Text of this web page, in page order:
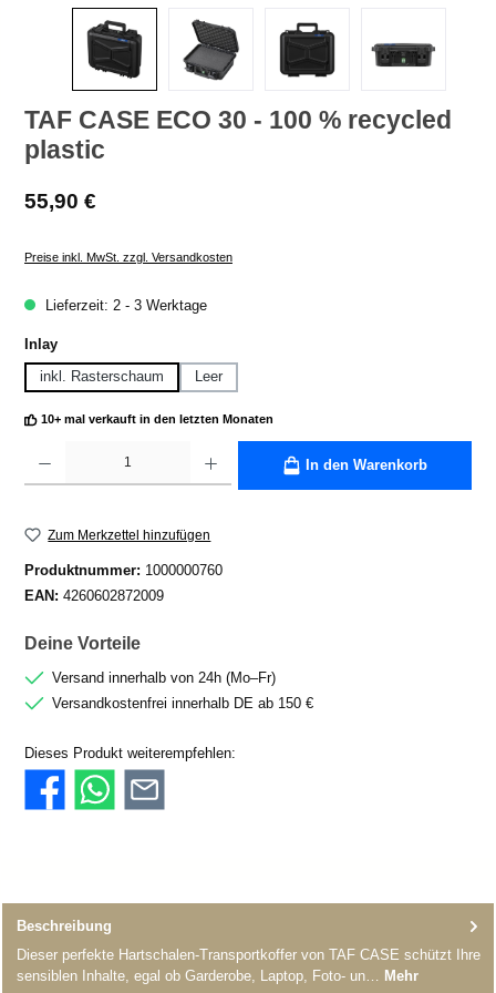
TAF CASE ECO 30 - 100 % recycled
plastic
Regulärer Preis:
55,90 €
Preise inkl. MwSt. zzgl. Versandkosten
Lieferzeit: 2 - 3 Werktage
Inlayauswählen
inkl. Rasterschaum
Leer
10+ mal verkauft in den letzten Monaten
In den Warenkorb
Zum Merkzettel hinzufügen
Produktnummer: 1000000760
EAN: 4260602872009
Deine Vorteile
Versand innerhalb von 24h (Mo–Fr)
Versandkostenfrei innerhalb DE ab 150 €
Dieses Produkt weiterempfehlen:
Beschreibung
Dieser perfekte Hartschalen-Transportkoffer von TAF CASE schützt Ihre
sensiblen Inhalte, egal ob Garderobe, Laptop, Foto- un…
Mehr